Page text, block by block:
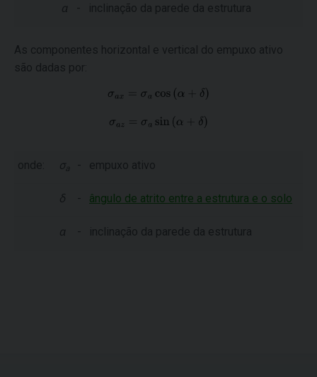
α - inclinação da parede da estrutura
As componentes horizontal e vertical do empuxo ativo
são dadas por:
onde: σ a - empuxo ativo
δ - ângulo de atrito entre a estrutura e o solo
α - inclinação da parede da estrutura